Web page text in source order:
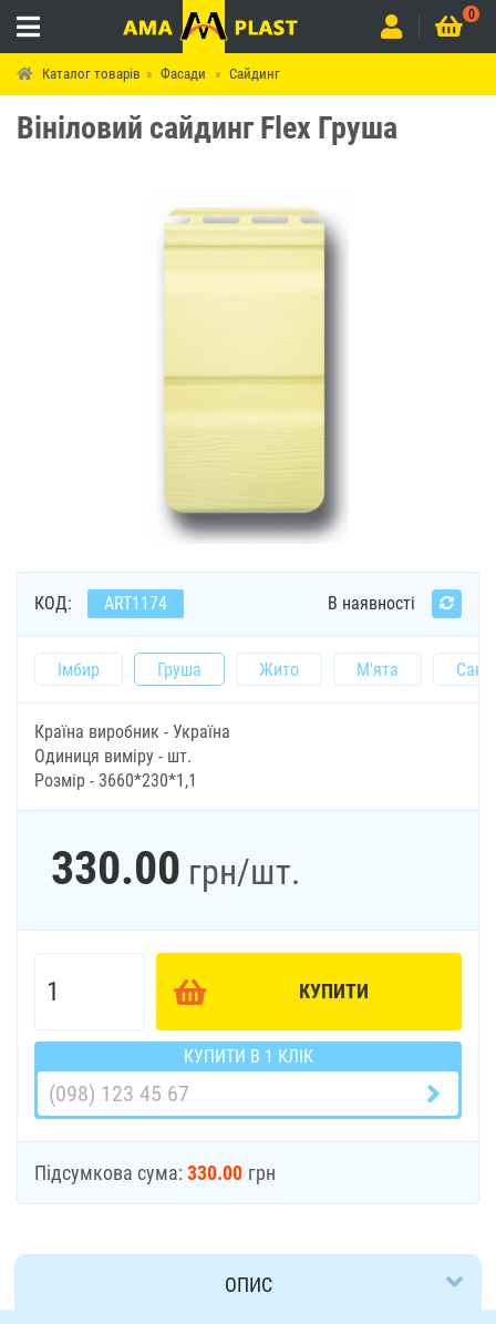
0
Каталог товарів Фасади Сайдинг
Вініловий сайдинг Flex Груша
КОД: ART1174 В наявності
Імбир Груша Жито М'ята
Країна виробник - Україна
Одиниця виміру - шт.
Розмір - 3660*230*1,1
330.00 грн/шт.
КУПИТИ
КУПИТИ В 1 КЛІК
Підсумкова сума: 330.00 грн
ОПИС